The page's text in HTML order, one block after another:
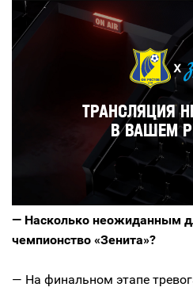
— Насколько неожиданным
чемпионство «Зенита»?
— На финальном этапе